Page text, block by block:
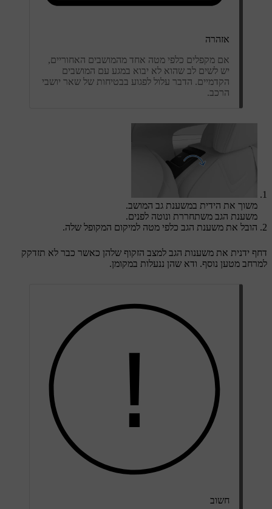
אזהרה
אם מקפלים כלפי מטה אחד מהמושבים האחוריים,
יש לשים לב שהוא לא יבוא במגע עם המושבים
הקדמיים. הדבר עלול לפגוע בבטיחות של שאר יושבי
הרכב.
משוך את הידית במשענת גב המושב.
משענת הגב משתחררת ונוטה לפנים.
הובל את משענת הגב כלפי מטה למיקום המקופל שלה.
דחף ידנית את משענות הגב למצב הזקוף שלהן כאשר כבר לא תזדקק
למרחב מטען נוסף. ודא שהן ננעלות במקומן.
חשוב